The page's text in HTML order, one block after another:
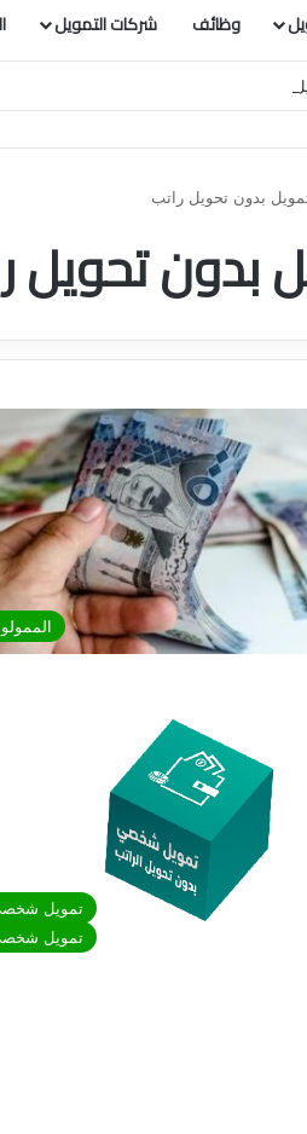
وظائف شركات التمويل
المدينة المنورة: حلول مالية مرنة تلبي
بدون تحويل راتب
بدون تحويل
تمويل
تمويل